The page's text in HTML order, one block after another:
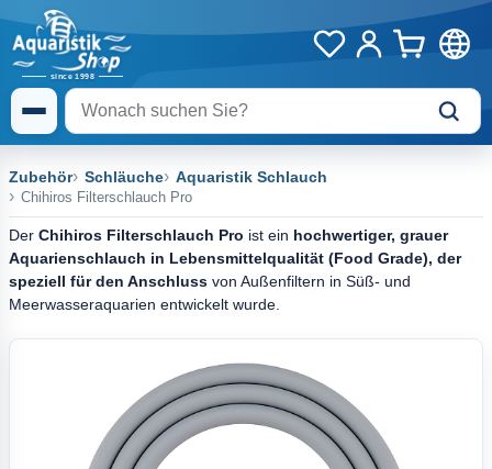
Zubehör Schläuche Aquaristik Schlauch
Chihiros Filterschlauch Pro
Der Chihiros Filterschlauch Pro ist ein hochwertiger, grauer
Aquarienschlauch in Lebensmittelqualität (Food Grade), der
speziell für den Anschluss von Außenfiltern in Süß- und
Meerwasseraquarien entwickelt wurde.